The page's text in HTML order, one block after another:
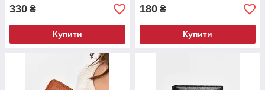
330 ₴
Купити
180 ₴
Купити